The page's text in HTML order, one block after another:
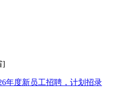
]
年度新员工招聘，计划招录